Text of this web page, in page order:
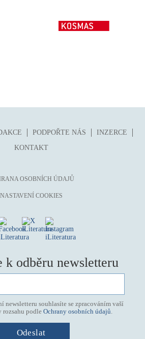
PODPOŘTE NÁS
INZERCE
KONTAKT
OSOBNÍCH ÚDAJŮ
NASTAVENÍ COOKIES
k odběru newsletteru
newsletteru souhlasíte se zpracováním vaší
rozsahu podleOchrany osobních údajů.